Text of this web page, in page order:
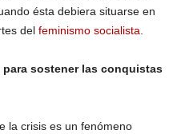
ésta debiera situarse en
del feminismo socialista.
sostener las conquistas
la crisis es un fenómeno